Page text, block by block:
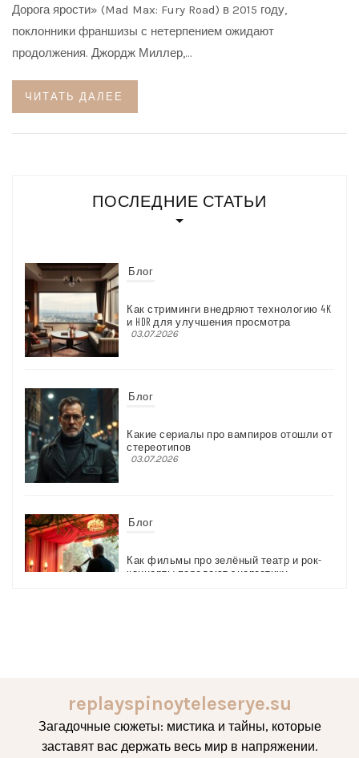
Дорога ярости» (Mad Max: Fury Road) в 2015 году,
поклонники франшизы с нетерпением ожидают
продолжения. Джордж Миллер,…
ЧИТАТЬ ДАЛЕЕ
ПОСЛЕДНИЕ СТАТЬИ
Блог
Как стриминги внедряют технологию 4K
и HDR для улучшения просмотра
03.07.2026
Блог
Какие сериалы про вампиров отошли от
стереотипов
03.07.2026
Блог
Как фильмы про зелёный театр и рок-
концерты передают энергетику
меняет восприятие жертв
03.07.2026
replayspinoyteleserye.su
Загадочные сюжеты: мистика и тайны, которые
заставят вас держать весь мир в напряжении.